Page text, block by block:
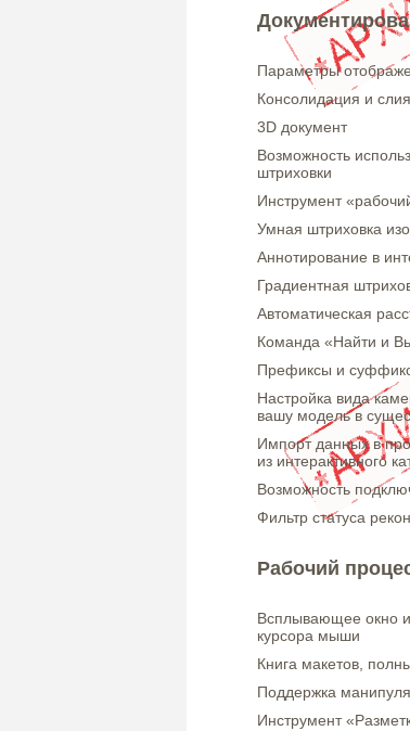
Параметры
Консолидация и
3D документ
Возможность
штриховки
Инструмент
Умная штриховка
Аннотирование в
Градиентная
Автоматическая
Команда «Найти и
Префиксы и
Настройка вида
вашу модель в
Импорт данных в
из интерактивного
Возможность
Фильтр статуса
Рабочий
Всплывающее окно
курсора мыши
Книга макетов,
Поддержка
Инструмент